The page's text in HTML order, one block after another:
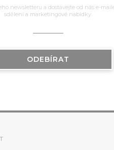
newsletteru a dostávejte od nás e-
sdělení a marketingové nabídky.
ODEBÍRAT
SE V NOVÉM OKNĚ))